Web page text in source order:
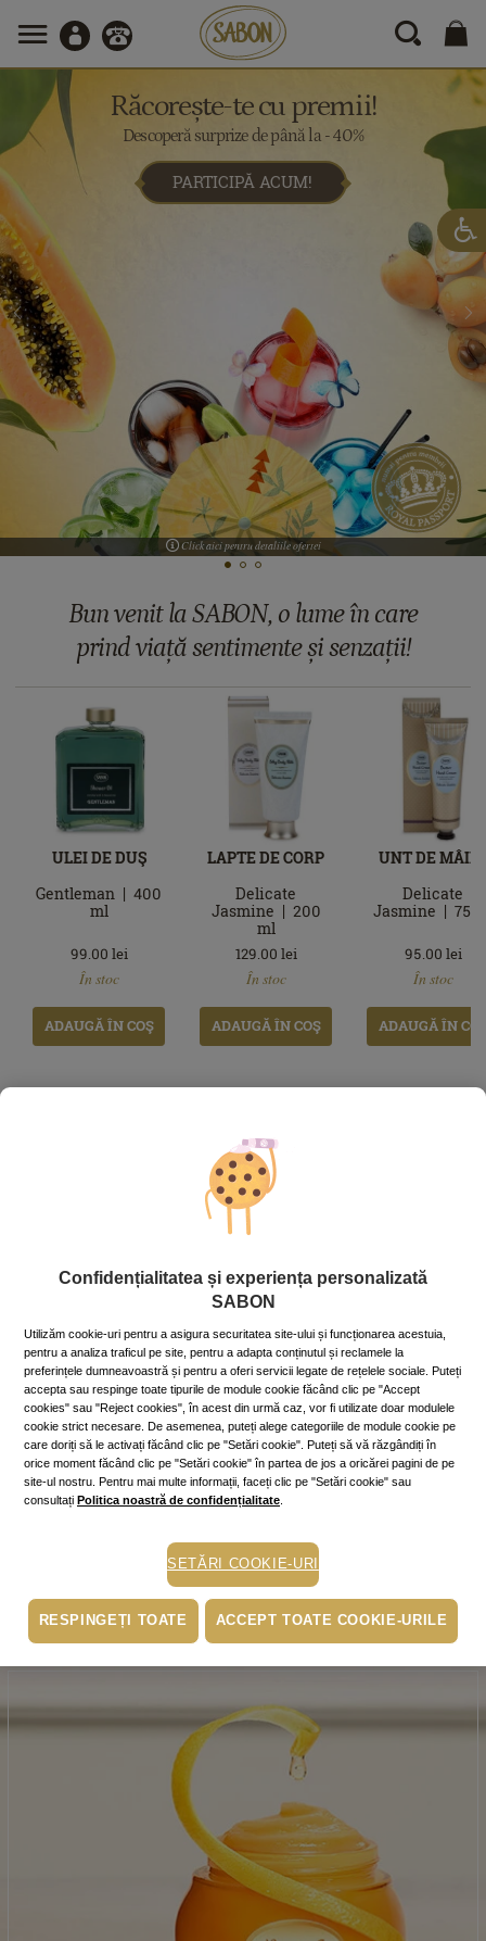
Răcorește-te cu premii!
Descoperă surprize de până la - 40%
PARTICIPĂ ACUM!
Click aici pentru detaliile ofertei
 
Bun venit la SABON, o lume în care
prind viață sentimente și senzații!
ULEI DE DUŞ
Gentleman
400
ml
99.00 lei
În stoc
ADAUGĂ ÎN COŞ
LAPTE DE CORP
Delicate
Jasmine
200
ml
129.00 lei
În stoc
ADAUGĂ ÎN COŞ
UNT DE MÂINI
Delicate
Jasmine
75
95.00 lei
În stoc
ADAUGĂ ÎN
Produsul lunii
-25% Aroma Lavender Apple
CUMPĂRĂ!
Click aici pentru detaliile ofertei
Confidențialitatea și experiența personalizată
SABON
Utilizăm cookie-uri pentru a asigura securitatea site-ului și funcționarea acestuia,
pentru a analiza traficul pe site, pentru a adapta conținutul și reclamele la
preferințele dumneavoastră și pentru a oferi servicii legate de rețelele sociale. Puteți
accepta sau respinge toate tipurile de module cookie făcând clic pe "Accept
cookies" sau "Reject cookies", în acest din urmă caz, vor fi utilizate doar modulele
cookie strict necesare. De asemenea, puteți alege categoriile de module cookie pe
care doriți să le activați făcând clic pe "Setări cookie". Puteți să vă răzgândiți în
orice moment făcând clic pe "Setări cookie" în partea de jos a oricărei pagini de pe
site-ul nostru. Pentru mai multe informații, faceți clic pe "Setări cookie" sau
consultați Politica noastră de confidențialitate
SETĂRI COOKIE-URI
RESPINGEȚI TOATE ACCEPT TOATE COOKIE-URILE